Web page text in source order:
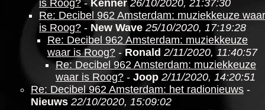
is Roog?- Kenner 26/10/2020, 21:37:30
Re: Decibel 962 Amsterdam: muziekkeuze waar
is Roog? - New Wave 25/10/2020, 17:19:28
Re: Decibel 962 Amsterdam: muziekkeuze
waar is Roog? -Ronald 2/11/2020, 11:40:57
Re: Decibel 962 Amsterdam: muziekkeuze
waar is Roog? - Joop 2/11/2020, 14:20:51
Re: Decibel 962 Amsterdam: het radionieuws -
Nieuws 22/10/2020, 15:09:02